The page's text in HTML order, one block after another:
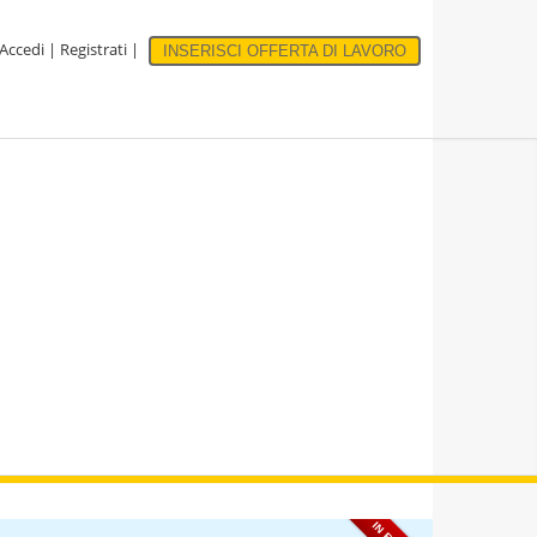
Accedi | Registrati | INSERISCI OFFERTA DI LAVORO